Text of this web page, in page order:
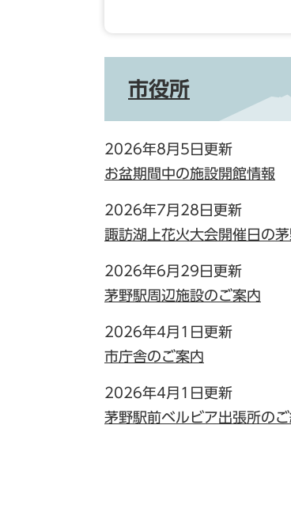
市役所
2026年8月5日更新
お盆期間中の施設開館情報
2026年7月28日更新
諏訪湖上花火大会開催日の
2026年6月29日更新
茅野駅周辺施設のご案内
2026年4月1日更新
市庁舎のご案内
2026年4月1日更新
茅野駅前ベルビア出張所の